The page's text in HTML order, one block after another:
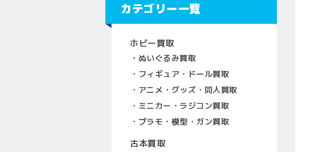
カテゴリー一覧
ホビー買取
ぬいぐるみ買取
フィギュア・ドール買取
アニメ・グッズ・同人買取
ミニカー・ラジコン買取
プラモ・模型・ガン買取
古本買取